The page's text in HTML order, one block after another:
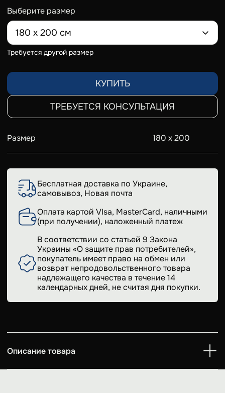
Выберите размер
180 х 200 см
Требуется другой размер
КУПИТЬ
ТРЕБУЕТСЯ КОНСУЛЬТАЦИЯ
Размер 180 х 200
Бесплатная доставка по Украине,
самовывоз, Новая почта
Оплата картой VIsa, MasterCard, наличными
(при получении), наложенный платеж
В соответствии со статьей 9 Закона
Украины «О защите прав потребителей»,
покупатель имеет право на обмен или
возврат непродовольственного товара
надлежащего качества в течение 14
календарных дней, не считая дня покупки.
Описание товара